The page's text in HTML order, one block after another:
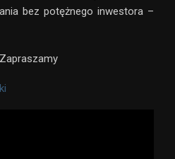
bez potężnego inwestora –